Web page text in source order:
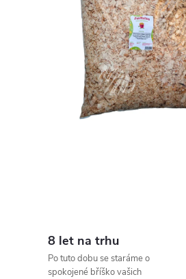
8 let na trhu
Po tuto dobu se staráme o
spokojené bříško vašich